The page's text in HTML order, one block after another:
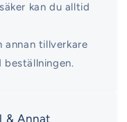
kan du alltid
tillverkare
beställningen.
& Annat